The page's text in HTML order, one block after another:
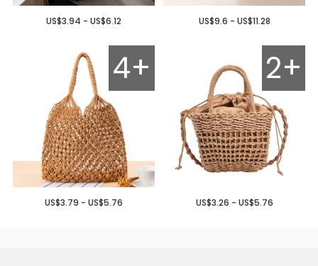
US$9.6 - US$11.28
US$3.94 - US$6.12
2+
US$3.26 - US$5.76
4+
US$3.79 - US$5.76